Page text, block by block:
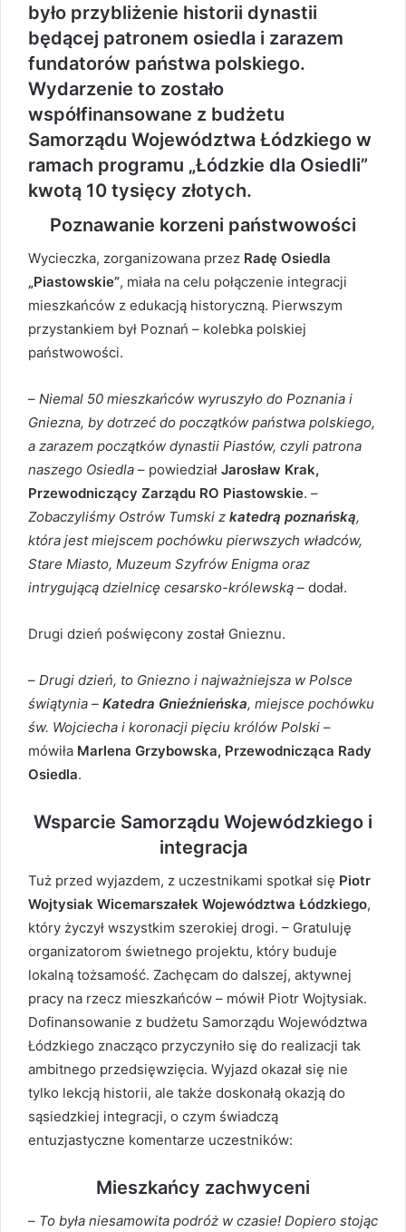
było przybliżenie historii dynastii
będącej patronem osiedla i zarazem
fundatorów państwa polskiego.
Wydarzenie to zostało
współfinansowane z budżetu
Samorządu Województwa Łódzkiego w
ramach programu „Łódzkie dla Osiedli”
kwotą 10 tysięcy złotych.
Poznawanie korzeni państwowości
Wycieczka, zorganizowana przez Radę Osiedla
„Piastowskie”, miała na celu połączenie integracji
mieszkańców z edukacją historyczną. Pierwszym
przystankiem był Poznań – kolebka polskiej
państwowości.
– Niemal 50 mieszkańców wyruszyło do Poznania i
Gniezna, by dotrzeć do początków państwa polskiego,
a zarazem początków dynastii Piastów, czyli patrona
naszego Osiedla – powiedział Jarosław Krak,
Przewodniczący Zarządu RO Piastowskie. –
Zobaczyliśmy Ostrów Tumski z katedrą poznańską,
która jest miejscem pochówku pierwszych władców,
Stare Miasto, Muzeum Szyfrów Enigma oraz
intrygującą dzielnicę cesarsko-królewską – dodał.
Drugi dzień poświęcony został Gnieznu.
– Drugi dzień, to Gniezno i najważniejsza w Polsce
świątynia – Katedra Gnieźnieńska, miejsce pochówku
św. Wojciecha i koronacji pięciu królów Polski –
mówiła Marlena Grzybowska, Przewodnicząca Rady
Osiedla.
Wsparcie Samorządu Wojewódzkiego i
integracja
Tuż przed wyjazdem, z uczestnikami spotkał się Piotr
Wojtysiak Wicemarszałek Województwa Łódzkiego,
który życzył wszystkim szerokiej drogi. – Gratuluję
organizatorom świetnego projektu, który buduje
lokalną tożsamość. Zachęcam do dalszej, aktywnej
pracy na rzecz mieszkańców – mówił Piotr Wojtysiak.
Dofinansowanie z budżetu Samorządu Województwa
Łódzkiego znacząco przyczyniło się do realizacji tak
ambitnego przedsięwzięcia. Wyjazd okazał się nie
tylko lekcją historii, ale także doskonałą okazją do
sąsiedzkiej integracji, o czym świadczą
entuzjastyczne komentarze uczestników:
Mieszkańcy zachwyceni
– To była niesamowita podróż w czasie! Dopiero stojąc